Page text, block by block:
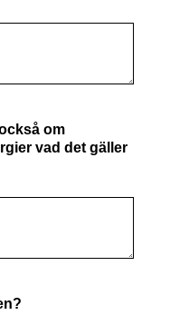
om
vad det gäller